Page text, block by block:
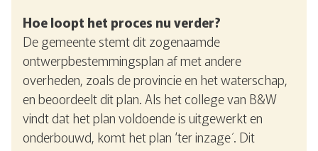
Hoe loopt het proces nu verder?
De gemeente stemt dit zogenaamde
ontwerpbestemmingsplan af met andere
overheden, zoals de provincie en het waterschap,
en beoordeelt dit plan. Als het college van B&W
vindt dat het plan voldoende is uitgewerkt en
onderbouwd, komt het plan ‘ter inzage´. Dit